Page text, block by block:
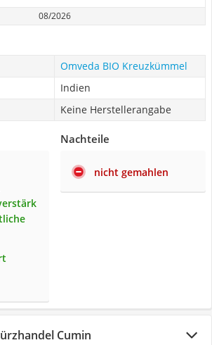
08/2026
Omveda BIO Kreuzkümmel
Indien
Keine Herstellerangabe
Nachteile
nicht gemahlen
Cumin